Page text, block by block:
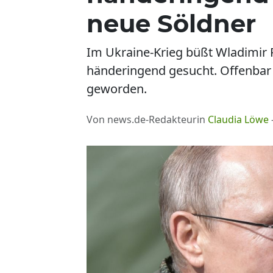
neue Söldner
Im Ukraine-Krieg büßt Wladimir
händeringend gesucht.
geworden.
Von news.de-Redakteurin Claudia Löwe